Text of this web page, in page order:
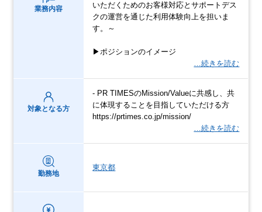
業務内容
いただくためのお客様対応とサポートデス
クの運営を通じた利用体験向上を担いま
す。～
▶ポジションのイメージ
…続きを読む
対象となる方
- PR TIMESのMission/Valueに共感し、共
に体現することを目指していただける方
https://prtimes.co.jp/mission/
…続きを読む
勤務地
東京都